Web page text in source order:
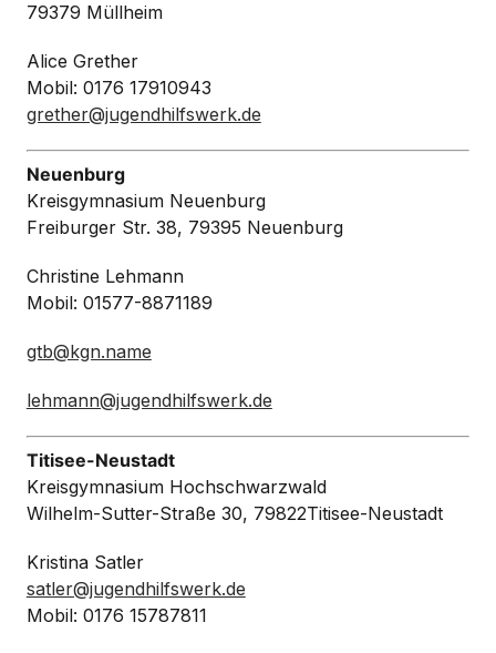
79379 Müllheim
Alice Grether
Mobil: 0176 17910943
grether@jugendhilfswerk.de
Neuenburg
Kreisgymnasium Neuenburg
Freiburger Str. 38, 79395 Neuenburg
Christine Lehmann
Mobil: 01577-8871189
gtb@kgn.name
lehmann@jugendhilfswerk.de
Titisee-Neustadt
Kreisgymnasium Hochschwarzwald
Wilhelm-Sutter-Straße 30, 79822Titisee-Neustadt
Kristina Satler
satler@jugendhilfswerk.de
Mobil: 0176 15787811